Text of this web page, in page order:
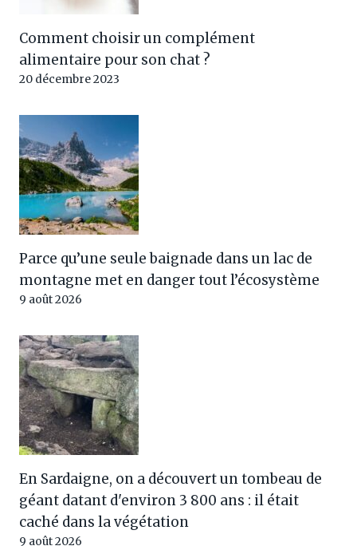
Comment choisir un complément
alimentaire pour son chat ?
20 décembre 2023
Parce qu’une seule baignade dans un lac de
montagne met en danger tout l’écosystème
9 août 2026
En Sardaigne, on a découvert un tombeau de
géant datant d'environ 3 800 ans : il était
caché dans la végétation
9 août 2026